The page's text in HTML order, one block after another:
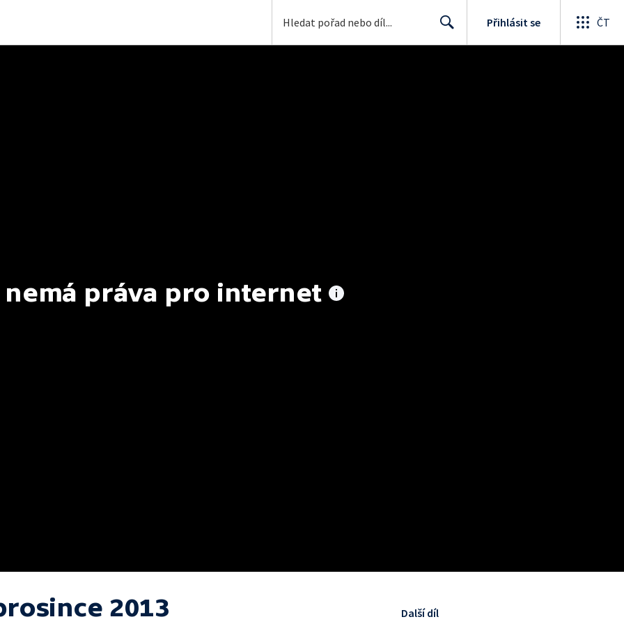
Přihlásit se ČT
nemá práva pro internet
2013 Další díl